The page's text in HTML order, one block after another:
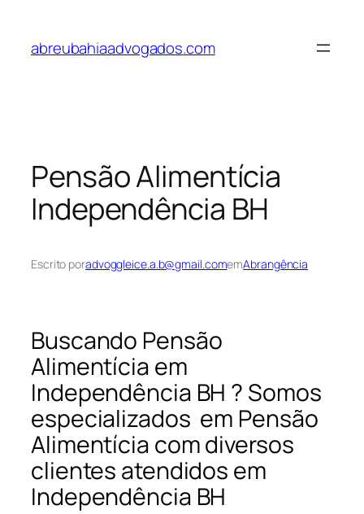
abreubahiaadvogados.com
Pensão Alimentícia
Independência BH
Escrito poradvoggleice.a.b@gmail.comemAbrangência
Buscando Pensão
Alimentícia em
Independência BH ? Somos
especializados em Pensão
Alimentícia com diversos
clientes atendidos em
Independência BH